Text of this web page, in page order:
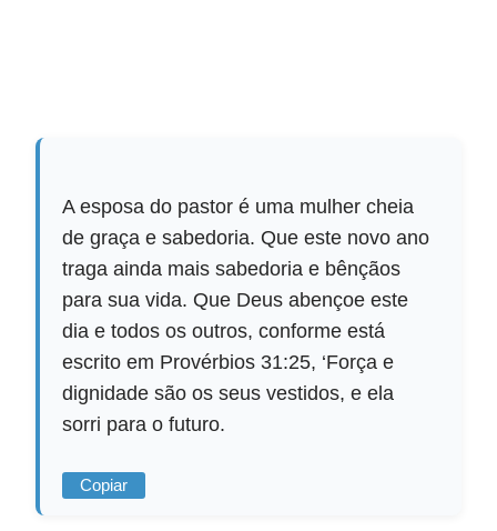
A esposa do pastor é uma mulher cheia
de graça e sabedoria. Que este novo ano
traga ainda mais sabedoria e bênçãos
para sua vida. Que Deus abençoe este
dia e todos os outros, conforme está
escrito em Provérbios 31:25, ‘Força e
dignidade são os seus vestidos, e ela
sorri para o futuro.
Copiar